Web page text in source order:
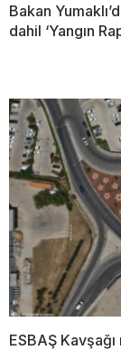
Bakan
dahil ‘Yangın
ESBAŞ